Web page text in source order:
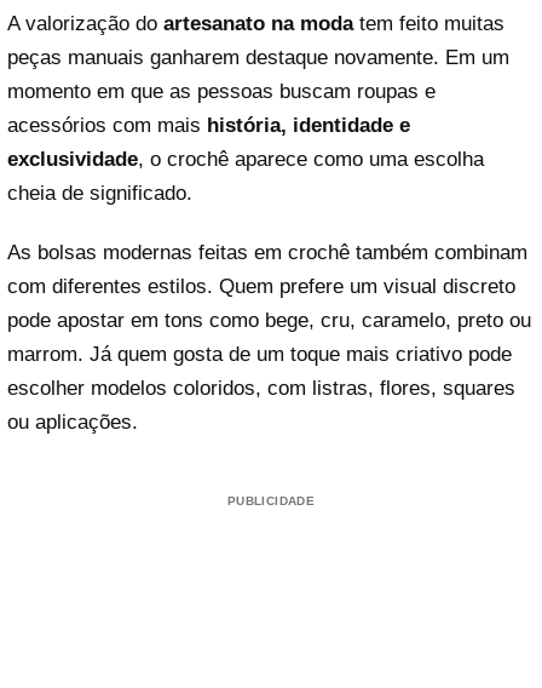
A valorização do artesanato na modatem feito muitas
peças manuais ganharem destaque novamente. Em um
momento em que as pessoas buscam roupas e
acessórios com mais história, identidade e
exclusividade, o crochê aparece como uma escolha
cheia de significado.
As bolsas modernas feitas em crochê também combinam
com diferentes estilos. Quem prefere um visual discreto
pode apostar em tons como bege, cru, caramelo, preto ou
marrom. Já quem gosta de um toque mais criativo pode
escolher modelos coloridos, com listras, flores, squares
ou aplicações.
PUBLICIDADE